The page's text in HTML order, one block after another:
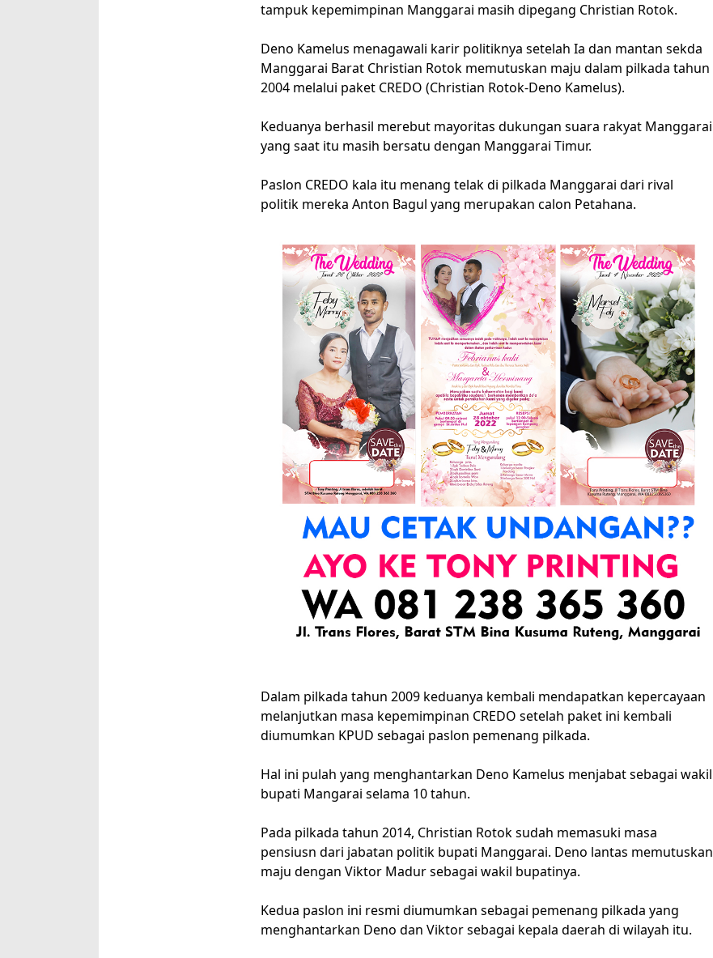
tampuk kepemimpinan Manggarai masih dipegang Christian Rotok.
Deno Kamelus menagawali karir politiknya setelah Ia dan mantan sekda
Manggarai Barat Christian Rotok memutuskan maju dalam pilkada tahun
2004 melalui paket CREDO (Christian Rotok-Deno Kamelus).
Keduanya berhasil merebut mayoritas dukungan suara rakyat Manggarai
yang saat itu masih bersatu dengan Manggarai Timur.
Paslon CREDO kala itu menang telak di pilkada Manggarai dari rival
politik mereka Anton Bagul yang merupakan calon Petahana.
Dalam pilkada tahun 2009 keduanya kembali mendapatkan kepercayaan
melanjutkan masa kepemimpinan CREDO setelah paket ini kembali
diumumkan KPUD sebagai paslon pemenang pilkada.
Hal ini pulah yang menghantarkan Deno Kamelus menjabat sebagai wakil
bupati Mangarai selama 10 tahun.
Pada pilkada tahun 2014, Christian Rotok sudah memasuki masa
pensiusn dari jabatan politik bupati Manggarai. Deno lantas memutuskan
maju dengan Viktor Madur sebagai wakil bupatinya.
Kedua paslon ini resmi diumumkan sebagai pemenang pilkada yang
menghantarkan Deno dan Viktor sebagai kepala daerah di wilayah itu.